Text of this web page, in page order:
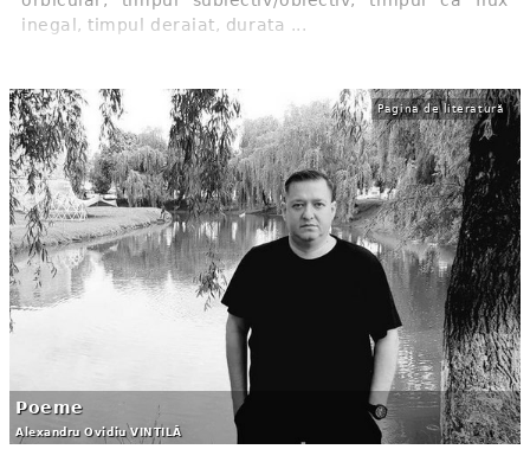
inegal, timpul deraiat, durata ...
Pagina de literatură
Poeme
Alexandru Ovidiu VINTILĂ